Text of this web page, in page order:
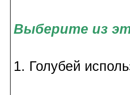
Выберите из
1. Голубей